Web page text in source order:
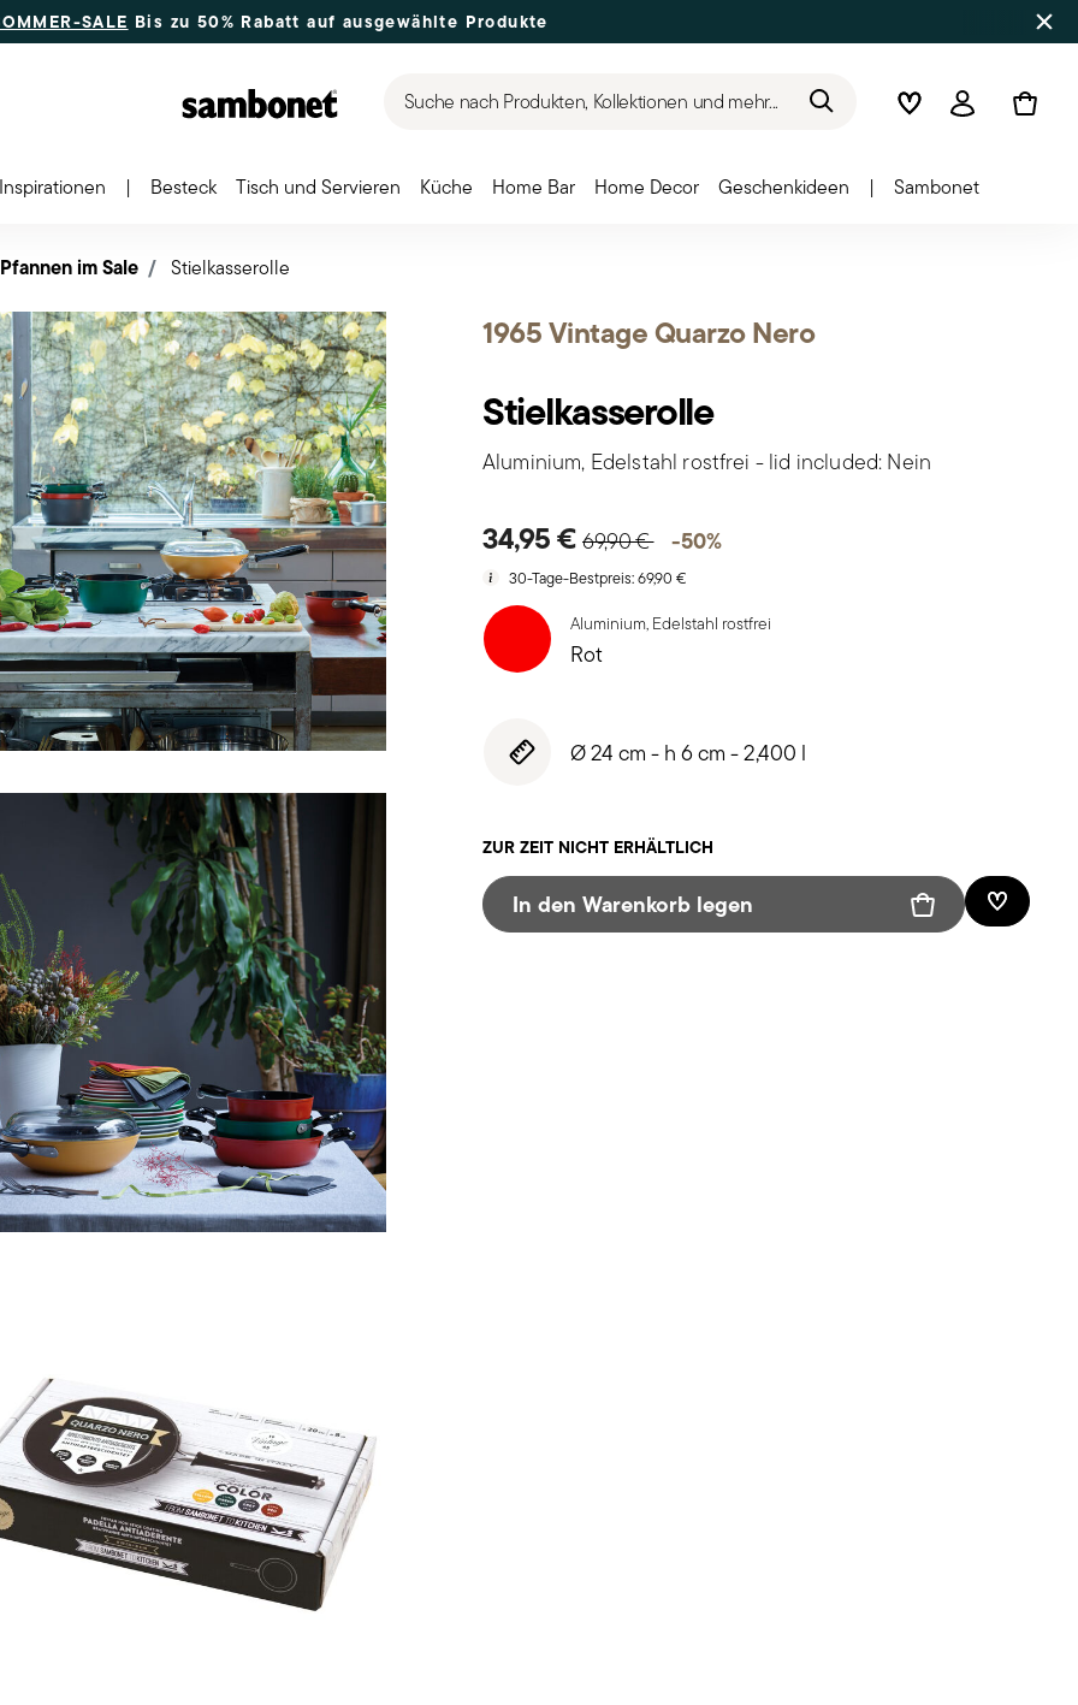
SALE Bis zu 50% Rabatt auf ausgewählte Produkte
Suche nach Produkten, Kollektionen und mehr... WishlistAnmelden
Inspirationen | Besteck Tisch und Servieren Küche Home Bar Home Decor Geschenkideen | Sambonet
1965 Vintage Quarzo Nero
Stielkasserolle
Aluminium, Edelstahl rostfrei - lid included: Nein
34,95 €Price reduced from
69,90 € -50%
30-Tage-Bestpreis:69,90 €
Aluminium, Edelstahl rostfrei
Rot
Ø 24 cm - h 6 cm - 2,400 l
ZUR ZEIT NICHT ERHÄLTLICH
In den Warenkorb legen Add To
im Sale Stielkasserolle